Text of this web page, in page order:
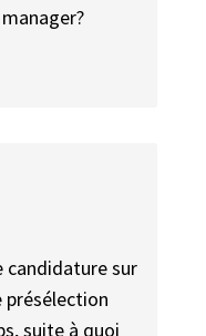
candidature sur
présélection
suite à quoi